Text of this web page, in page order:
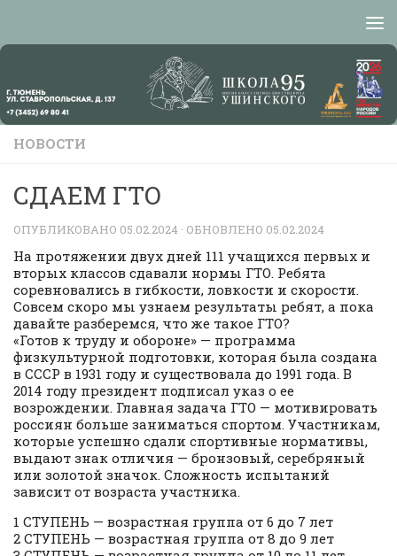
НОВОСТИ
СДАЕМ ГТО
ОПУБЛИКОВАНО 05.02.2024 · ОБНОВЛЕНО 05.02.2024
На протяжении двух дней 111 учащихся первых и
вторых классов сдавали нормы ГТО. Ребята
соревновались в гибкости, ловкости и скорости.
Совсем скоро мы узнаем результаты ребят, а пока
давайте разберемся, что же такое ГТО?
«Готов к труду и обороне» — программа
физкультурной подготовки, которая была создана
в СССР в 1931 году и существовала до 1991 года. В
2014 году президент подписал указ о ее
возрождении. Главная задача ГТО — мотивировать
россиян больше заниматься спортом. Участникам,
которые успешно сдали спортивные нормативы,
выдают знак отличия — бронзовый, серебряный
или золотой значок. Сложность испытаний
зависит от возраста участника.
1 СТУПЕНЬ — возрастная группа от 6 до 7 лет
2 СТУПЕНЬ — возрастная группа от 8 до 9 лет